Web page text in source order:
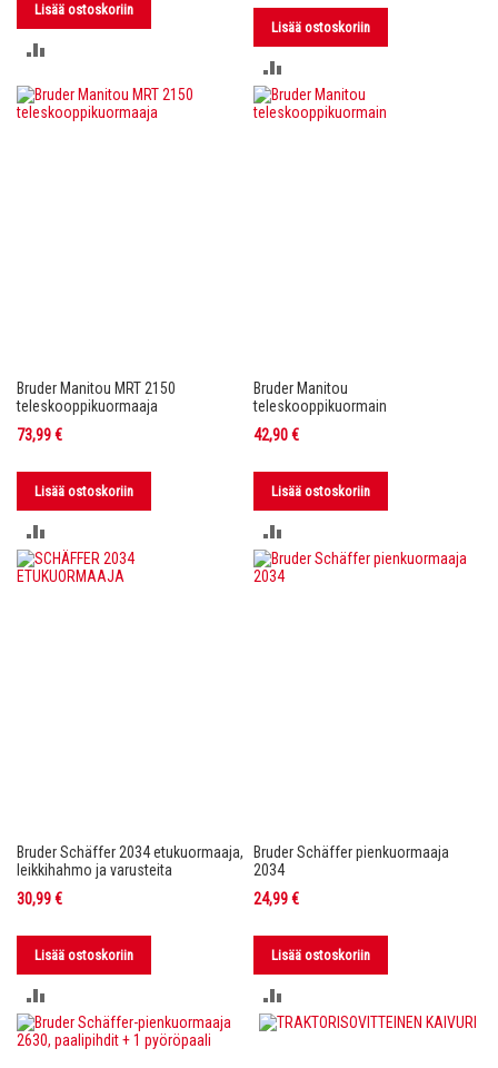
Lisää ostoskoriin
VERTAILUUN
Lisää ostoskoriin
VERTAILUUN
Bruder Manitou MRT 2150
teleskooppikuormaaja
73,99 €
Lisää ostoskoriin
VERTAILUUN
Bruder Manitou
teleskooppikuormain
42,90 €
Lisää ostoskoriin
VERTAILUUN
Bruder Schäffer 2034 etukuormaaja,
leikkihahmo ja varusteita
30,99 €
Lisää ostoskoriin
VERTAILUUN
Bruder Schäffer pienkuormaaja
2034
24,99 €
Lisää ostoskoriin
VERTAILUUN